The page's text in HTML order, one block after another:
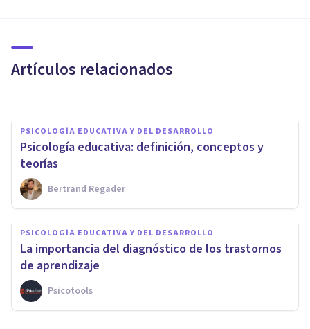
Artículos relacionados
edades avanzadas
PSICOLOGÍA EDUCATIVA Y DEL DESARROLLO
Psicología educativa: definición, conceptos y
teorías
Bertrand Regader
PSICOLOGÍA EDUCATIVA Y DEL DESARROLLO
La importancia del diagnóstico de los trastornos
de aprendizaje
Psicotools
PSICOLOGÍA EDUCATIVA Y DEL DESARROLLO
​Piaget vs Vygotsky:
similitudes y diferencias entre
sus teorías
Jonathan García-Allen